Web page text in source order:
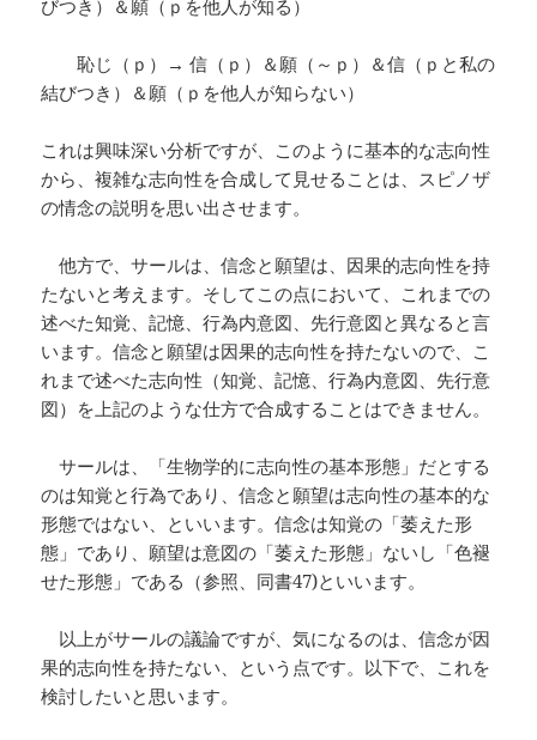
びつき）＆願（ｐを他人が知る）
恥じ（ｐ）→ 信（ｐ）＆願（～ｐ）＆信（ｐと私の
結びつき）＆願（ｐを他人が知らない）
これは興味深い分析ですが、このように基本的な志向性
から、複雑な志向性を合成して見せることは、スピノザ
の情念の説明を思い出させます。
他方で、サールは、信念と願望は、因果的志向性を持
たないと考えます。そしてこの点において、これまでの
述べた知覚、記憶、行為内意図、先行意図と異なると言
います。信念と願望は因果的志向性を持たないので、こ
れまで述べた志向性（知覚、記憶、行為内意図、先行意
図）を上記のような仕方で合成することはできません。
サールは、「生物学的に志向性の基本形態」だとする
のは知覚と行為であり、信念と願望は志向性の基本的な
形態ではない、といいます。信念は知覚の「萎えた形
態」であり、願望は意図の「萎えた形態」ないし「色褪
せた形態」である（参照、同書47)といいます。
以上がサールの議論ですが、気になるのは、信念が因
果的志向性を持たない、という点です。以下で、これを
検討したいと思います。